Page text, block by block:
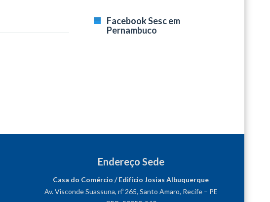
Facebook Sesc em
Pernambuco
Endereço Sede
Casa do Comércio / Edifício Josias Albuquerque
Av. Visconde Suassuna, nº 265, Santo Amaro, Recife – PE